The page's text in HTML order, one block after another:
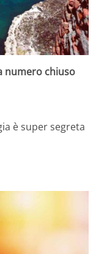
numero chiuso
è super segreta